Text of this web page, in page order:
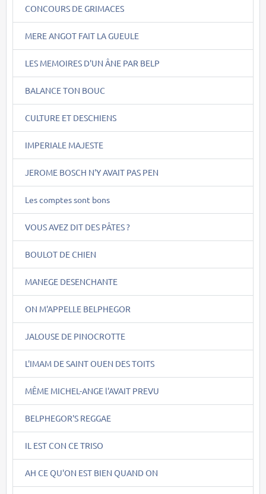
CONCOURS DE GRIMACES
MERE ANGOT FAIT LA GUEULE
LES MEMOIRES D'UN ÂNE PAR BELP
BALANCE TON BOUC
CULTURE ET DESCHIENS
IMPERIALE MAJESTE
JEROME BOSCH N'Y AVAIT PAS PEN
Les comptes sont bons
VOUS AVEZ DIT DES PÂTES ?
BOULOT DE CHIEN
MANEGE DESENCHANTE
ON M'APPELLE BELPHEGOR
JALOUSE DE PINOCROTTE
L'IMAM DE SAINT OUEN DES TOITS
MÊME MICHEL-ANGE l'AVAIT PREVU
BELPHEGOR'S REGGAE
IL EST CON CE TRISO
AH CE QU'ON EST BIEN QUAND ON